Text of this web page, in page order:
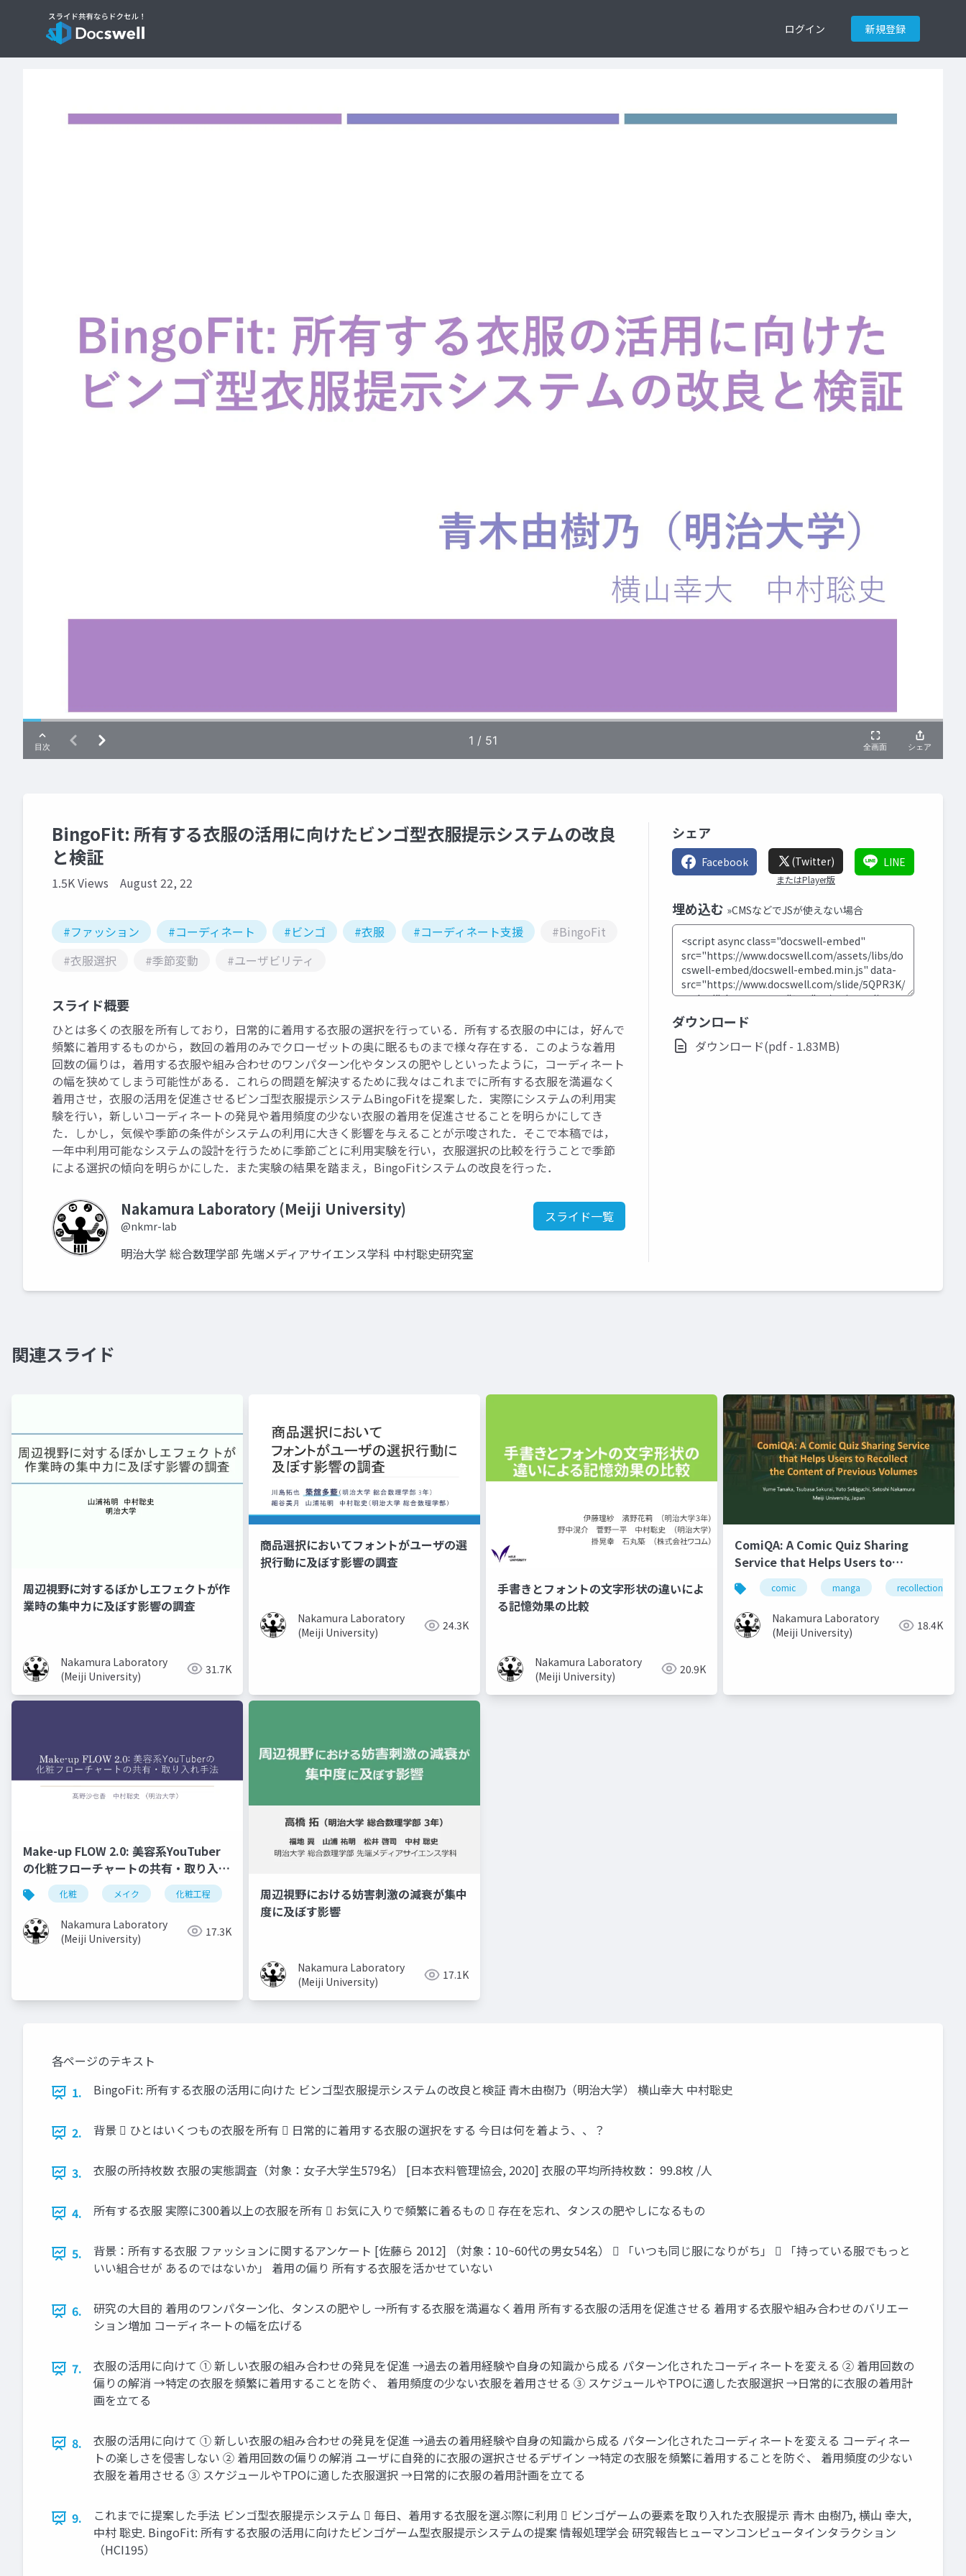
ログイン 新規登録
BingoFit: 所有する衣服の活用に向けたビンゴ型衣服提示システムの改良
と検証
1.5K Views August 22, 22
#ファッション #コーディネート #ビンゴ #衣服 #コーディネート支援
#BingoFit
#衣服選択
#季節変動 #ユーザビリティ
スライド概要
ひとは多くの衣服を所有しており，日常的に着用する衣服の選択を行っている．所有する衣服の中には，好んで
頻繁に着用するものから，数回の着用のみでクローゼットの奥に眠るものまで様々存在する．このような着用
回数の偏りは，着用する衣服や組み合わせのワンパターン化やタンスの肥やしといったように，コーディネート
の幅を狭めてしまう可能性がある．これらの問題を解決するために我々はこれまでに所有する衣服を満遍なく
着用させ，衣服の活用を促進させるビンゴ型衣服提示システムBingoFitを提案した．実際にシステムの利用実
験を行い，新しいコーディネートの発見や着用頻度の少ない衣服の着用を促進させることを明らかにしてき
た．しかし，気候や季節の条件がシステムの利用に大きく影響を与えることが示唆された．そこで本稿では，
一年中利用可能なシステムの設計を行うために季節ごとに利用実験を行い，衣服選択の比較を行うことで季節
による選択の傾向を明らかにした．また実験の結果を踏まえ，BingoFitシステムの改良を行った．
Nakamura Laboratory (Meiji University)
@nkmr-lab
スライド一覧
明治大学 総合数理学部 先端メディアサイエンス学科 中村聡史研究室
シェア
Facebook (Twitter)
またはPlayer版
LINE
埋め込む »CMSなどでJSが使えない場合
ダウンロード
ダウンロード(pdf - 1.83MB)
関連スライド
周辺視野に対するぼかしエフェクトが作
業時の集中力に及ぼす影響の調査
Nakamura Laboratory
(Meiji University)
31.7K
商品選択においてフォントがユーザの選
択行動に及ぼす影響の調査
Nakamura Laboratory
(Meiji University)
24.3K
手書きとフォントの文字形状の違いによ
る記憶効果の比較
Nakamura Laboratory
(Meiji University)
20.9K
ComiQA: A Comic Quiz Sharing
Service that Helps Users to
Recollect the Content of Previous
Volumes
comic manga recollection
Nakamura Laboratory
(Meiji University)
18.4K
Make-up FLOW 2.0: 美容系YouTuber
の化粧フローチャートの共有・取り入れ
手法
化粧 メイク 化粧工程 フローチャート 美容系youtuber 取り入れ
Nakamura Laboratory
(Meiji University)
17.3K
周辺視野における妨害刺激の減衰が集中
度に及ぼす影響
Nakamura Laboratory
(Meiji University)
17.1K
各ページのテキスト
1.
BingoFit: 所有する衣服の活用に向けた ビンゴ型衣服提示システムの改良と検証 青木由樹乃（明治大学） 横山幸大 中村聡史
2. 背景  ひとはいくつもの衣服を所有  日常的に着用する衣服の選択をする 今日は何を着よう、、？
3. 衣服の所持枚数 衣服の実態調査（対象：女子大学生579名） [日本衣料管理協会, 2020] 衣服の平均所持枚数： 99.8枚 /人
4. 所有する衣服 実際に300着以上の衣服を所有  お気に入りで頻繁に着るもの  存在を忘れ、タンスの肥やしになるもの
5.
背景：所有する衣服 ファッションに関するアンケート [佐藤ら 2012] （対象：10~60代の男女54名）  「いつも同じ服になりがち」  「持っている服でもっと
いい組合せが あるのではないか」 着用の偏り 所有する衣服を活かせていない
6.
研究の大目的 着用のワンパターン化、タンスの肥やし →所有する衣服を満遍なく着用 所有する衣服の活用を促進させる 着用する衣服や組み合わせのバリエー
ション増加 コーディネートの幅を広げる
7.
衣服の活用に向けて ① 新しい衣服の組み合わせの発見を促進 →過去の着用経験や自身の知識から成る パターン化されたコーディネートを変える ② 着用回数の
偏りの解消 →特定の衣服を頻繁に着用することを防ぐ、 着用頻度の少ない衣服を着用させる ③ スケジュールやTPOに適した衣服選択 →日常的に衣服の着用計
画を立てる
8.
衣服の活用に向けて ① 新しい衣服の組み合わせの発見を促進 →過去の着用経験や自身の知識から成る パターン化されたコーディネートを変える コーディネー
トの楽しさを侵害しない ② 着用回数の偏りの解消 ユーザに自発的に衣服の選択させるデザイン →特定の衣服を頻繁に着用することを防ぐ、 着用頻度の少ない
衣服を着用させる ③ スケジュールやTPOに適した衣服選択 →日常的に衣服の着用計画を立てる
9.
これまでに提案した手法 ビンゴ型衣服提示システム  毎日、着用する衣服を選ぶ際に利用  ビンゴゲームの要素を取り入れた衣服提示 青木 由樹乃, 横山 幸大,
中村 聡史. BingoFit: 所有する衣服の活用に向けたビンゴゲーム型衣服提示システムの提案 情報処理学会 研究報告ヒューマンコンピュータインタラクション
（HCI195）